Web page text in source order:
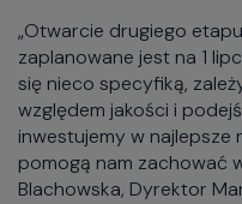
„Otwarcie drugiego
zaplanowane jest na 1
się nieco specyfiką,
względem jakości i
inwestujemy w najlepsze
pomogą nam zachować
Blachowska, Dyrektor